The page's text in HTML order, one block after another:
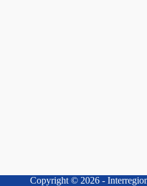
Copyright © 2026 -